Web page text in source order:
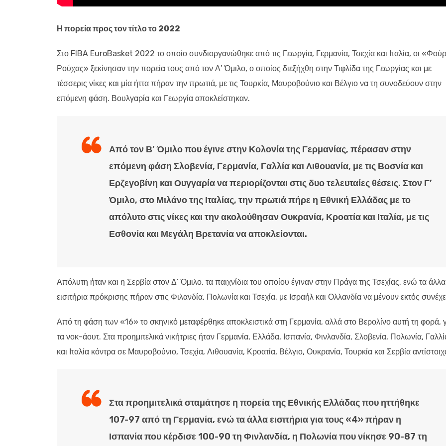
Η πορεία προς τον τίτλο το 2022
Στο FIBA EuroBasket 2022 το οποίο συνδιοργανώθηκε από τις Γεωργία, Γερμανία, Τσεχία και Ιταλία, οι
Ρούχας» ξεκίνησαν την πορεία τους από τον Α’ Όμιλο, ο οποίος διεξήχθη στην Τιφλίδα της Γεωργίας και με
τέσσερις νίκες και μία ήττα πήραν την πρωτιά, με τις Τουρκία, Μαυροβούνιο και Βέλγιο να τη συνοδεύουν στην
επόμενη φάση. Βουλγαρία και Γεωργία αποκλείστηκαν.
Από τον Β’ Όμιλο που έγινε στην Κολονία της Γερμανίας, πέρασαν στην
επόμενη φάση Σλοβενία, Γερμανία, Γαλλία και Λιθουανία, με τις Βοσνία και
Ερζεγοβίνη και Ουγγαρία να περιορίζονται στις δυο τελευταίες θέσεις. Στον Γ’
Όμιλο, στο Μιλάνο της Ιταλίας, την πρωτιά πήρε η Εθνική Ελλάδας με το
απόλυτο στις νίκες και την ακολούθησαν Ουκρανία, Κροατία και Ιταλία, με τις
Εσθονία και Μεγάλη Βρετανία να αποκλείονται.
Απόλυτη ήταν και η Σερβία στον Δ’ Όμιλο, τα παιχνίδια του οποίου έγιναν στην Πράγα της Τσεχίας, ενώ τα άλλα
εισιτήρια πρόκρισης πήραν στις Φιλανδία, Πολωνία και Τσεχία, με Ισραήλ και Ολλανδία να μένουν εκτός
Από τη φάση των «16» το σκηνικό μεταφέρθηκε αποκλειστικά στη Γερμανία, αλλά στο Βερολίνο αυτή τη φορά,
τα νοκ-άουτ. Στα προημιτελικά νικήτριες ήταν Γερμανία, Ελλάδα, Ισπανία, Φινλανδία, Σλοβενία, Πολωνία,
και Ιταλία κόντρα σε Μαυροβούνιο, Τσεχία, Λιθουανία, Κροατία, Βέλγιο, Ουκρανία, Τουρκία και Σερβία
Στα προημιτελικά σταμάτησε η πορεία της Εθνικής Ελλάδας που ηττήθηκε
107-97 από τη Γερμανία, ενώ τα άλλα εισιτήρια για τους «4» πήραν η
Ισπανία που κέρδισε 100-90 τη Φινλανδία, η Πολωνία που νίκησε 90-87 τη